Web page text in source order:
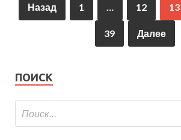
Назад 1 12 13
39 Далее
ПОИСК